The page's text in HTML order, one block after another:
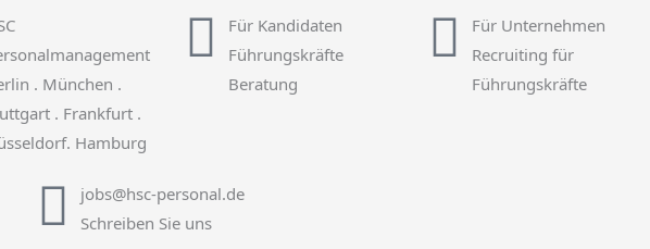
. München .
. Frankfurt .
Hamburg
Für Kandidaten
Führungskräfte
Beratung
Für Unternehmen
Recruiting für
Führungskräfte
jobs@hsc-personal.de
Schreiben Sie uns